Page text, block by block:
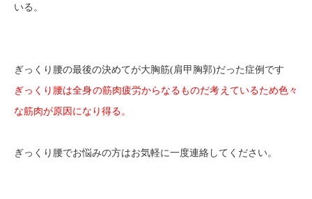
いる。
ぎっくり腰の最後の決めてが大胸筋(肩甲胸郭)だった症例です
ぎっくり腰は全身の筋肉疲労からなるものだ考えているため色々
な筋肉が原因になり得る。
ぎっくり腰でお悩みの方はお気軽に一度連絡してください。